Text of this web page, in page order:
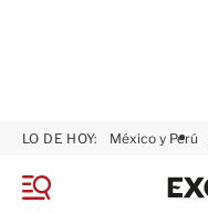
M
LO DE HOY: México y Perú